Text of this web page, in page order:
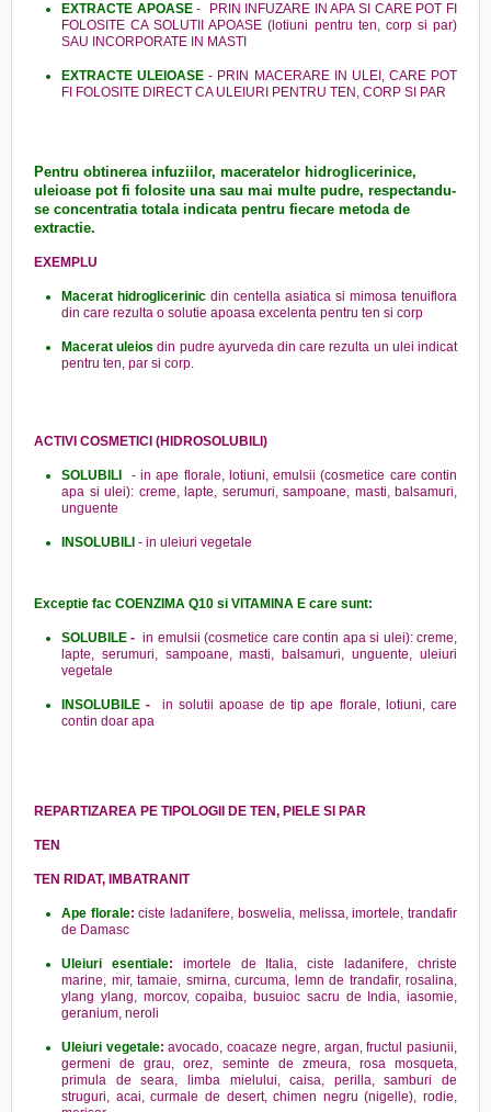
EXTRACTE APOASE- PRIN INFUZARE IN APA SI CARE POT FI
FOLOSITE CA SOLUTII APOASE (lotiuni pentru ten, corp si par)
SAU INCORPORATE IN MASTI
EXTRACTE ULEIOASE - PRIN MACERARE IN ULEI, CARE POT
FI FOLOSITE DIRECT CA ULEIURI PENTRU TEN, CORP SI PAR
Pentru obtinerea infuziilor, maceratelor hidroglicerinice,
uleioase pot fi folosite una sau mai multe pudre, respectandu-
se concentratia totala indicata pentru fiecare metoda de
extractie.
EXEMPLU
Macerat hidroglicerinic din centella asiatica si mimosa tenuiflora
din care rezulta o solutie apoasa excelenta pentru ten si corp
Macerat uleios din pudre ayurveda din care rezulta un ulei indicat
pentru ten, par si corp.
ACTIVI COSMETICI (HIDROSOLUBILI)
SOLUBILI
- in ape florale, lotiuni, emulsii (cosmetice care contin
apa si ulei): creme, lapte, serumuri, sampoane, masti, balsamuri,
unguente
INSOLUBILI - in uleiuri vegetale
Exceptie fac COENZIMA Q10 si VITAMINA E care sunt:
SOLUBILE -in emulsii (cosmetice care contin apa si ulei): creme,
lapte, serumuri, sampoane, masti, balsamuri, unguente, uleiuri
vegetale
INSOLUBILE -
in solutii apoase de tip ape florale, lotiuni, care
contin doar apa
REPARTIZAREA PE TIPOLOGII DE TEN, PIELE SI PAR
TEN
TEN RIDAT, IMBATRANIT
Ape florale: ciste ladanifere, boswelia, melissa, imortele, trandafir
de Damasc
Uleiuri esentiale:
imortele de Italia, ciste ladanifere, christe
marine, mir, tamaie, smirna, curcuma, lemn de trandafir, rosalina,
ylang ylang, morcov, copaiba, busuioc sacru de India, iasomie,
geranium, neroli
Uleiuri vegetale:avocado, coacaze negre, argan, fructul pasiunii,
germeni de grau, orez, seminte de zmeura, rosa mosqueta,
primula de seara, limba mielului, caisa, perilla, samburi de
struguri, acai, curmale de desert, chimen negru (nigelle), rodie,